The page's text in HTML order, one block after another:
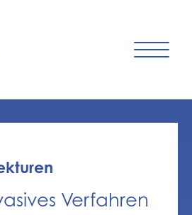
Verfahren